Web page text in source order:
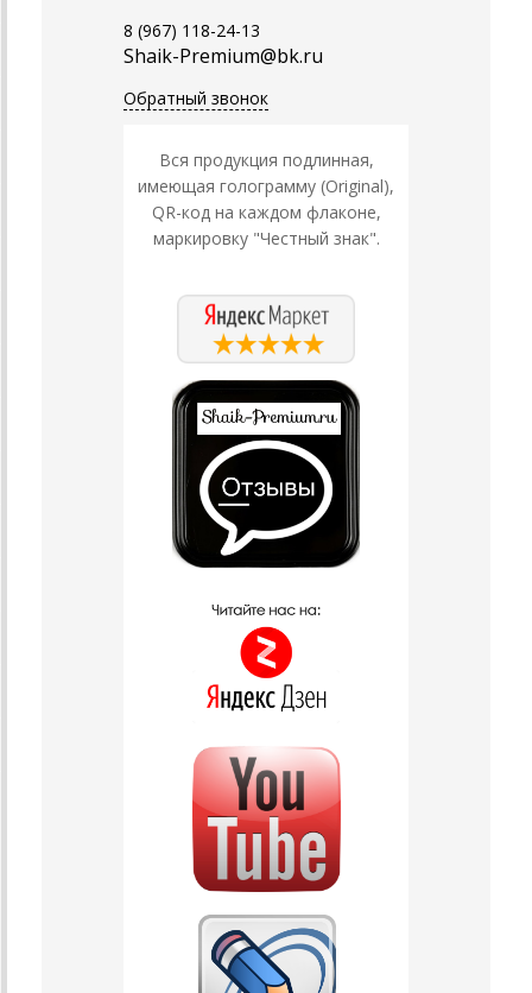
8 (967) 118-24-13
Shaik-Premium@bk.ru
Обратный звонок
Вся продукция подлинная,
имеющая голограмму (Original),
QR-код на каждом флаконе,
маркировку "Честный знак".